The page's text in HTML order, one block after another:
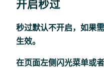
开启秒过
秒过默认不开启，如果
生效。
在页面左侧闪光菜单或